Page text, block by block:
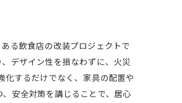
る飲食店の改装プロジェクトで
デザイン性を損なわずに、火災
するだけでなく、家具の配置や
安全対策を講じることで、居心